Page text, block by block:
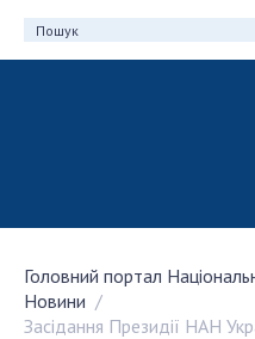
100-річчя
Нагороди, відзнаки
України
Головний портал
Новини
Засідання Президії НАН